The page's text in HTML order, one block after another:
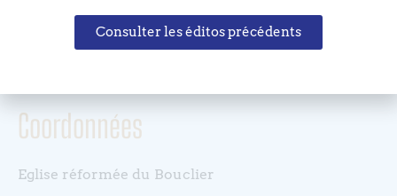
Coordonnées
Eglise réformée du Bouclier
Consulter les éditos précédents